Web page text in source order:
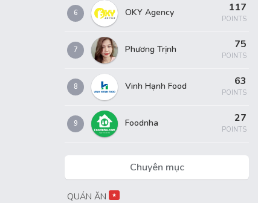
6 OKY Agency 117
POINTS
7 Phương Trịnh 75
POINTS
8 Vinh Hạnh Food 63
POINTS
9 Foodnha 27
POINTS
Chuyên mục
QUÁN ĂN ★